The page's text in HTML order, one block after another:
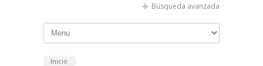
Búsqueda avanzada
Inicio